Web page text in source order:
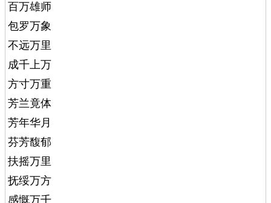
百万雄师
包罗万象
不远万里
成千上万
方寸万重
芳兰竟体
芳年华月
芬芳馥郁
扶摇万里
抚绥万方
感慨万千